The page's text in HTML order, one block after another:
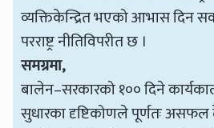
व्यक्तिकेन्द्रित भएको आभास दिन
परराष्ट्र नीतिविपरीत छ ।
समग्रमा,
बालेन–सरकारको १०० दिने
सुधारका दृष्टिकोणले पूर्णतः असफल